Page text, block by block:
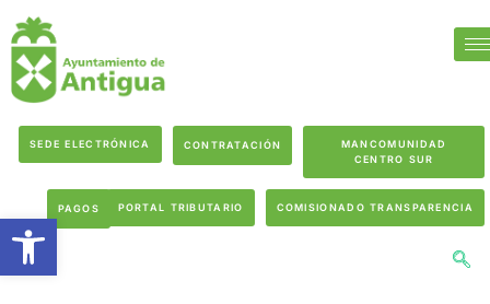
SEDE ELECTRÓNICA CONTRATACIÓN
MANCOMUNIDAD
CENTRO SUR
PAGOS PORTAL TRIBUTARIO COMISIONADO TRANSPARENCIA
Abrir barra de herramientas